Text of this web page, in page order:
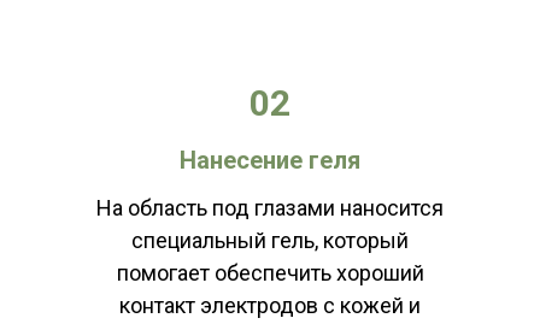
02
На область под глазами наносится
специальный гель, который
помогает обеспечить хороший
контакт электродов с кожей и
Нанесение геля